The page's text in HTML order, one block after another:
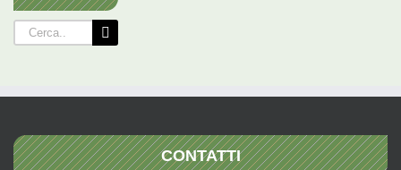
Cerca
per:
CONTATTI